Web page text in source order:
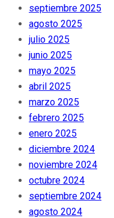
septiembre 2025
agosto 2025
julio 2025
junio 2025
mayo 2025
abril 2025
marzo 2025
febrero 2025
enero 2025
diciembre 2024
noviembre 2024
octubre 2024
septiembre 2024
agosto 2024